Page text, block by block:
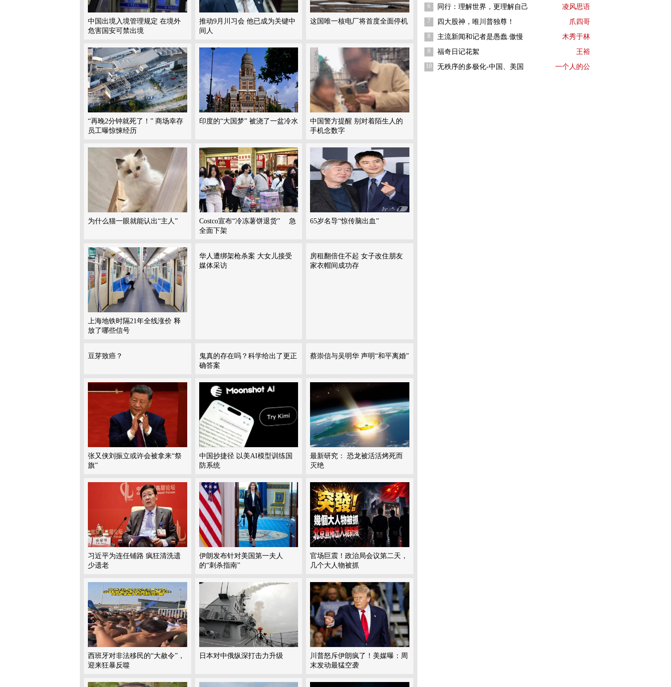
中国出境入境管理规定 在境外
危害国安可禁出境
推动9月川习会 他已成为关键中
间人
这国唯一核电厂将首度全面停机
“再晚2分钟就死了！” 商场幸存
员工曝惊悚经历
印度的“大国梦” 被浇了一盆冷水
中国警方提醒 别对着陌生人的
手机念数字
为什么猫一眼就能认出“主人”
Costco宣布“冷冻薯饼退货” 急
全面下架
65岁名导“惊传脑出血”
上海地铁时隔21年全线涨价 释
放了哪些信号
华人遭绑架枪杀案 大女儿接受
媒体采访
房租翻倍住不起 女子改住朋友
家衣帽间成功存
豆芽致癌？
鬼真的存在吗？科学给出了更正
确答案
蔡崇信与吴明华 声明“和平离婚”
张又侠刘振立或许会被拿来“祭
旗”
中国抄捷径 以美AI模型训练国
防系统
最新研究： 恐龙被活活烤死而
灭绝
习近平为连任铺路 疯狂清洗遗
少遗老
伊朗发布针对美国第一夫人
的“刺杀指南”
官场巨震！政治局会议第二天，
几个大人物被抓
西班牙对非法移民的“大赦令”，
迎来狂暴反噬
日本对中俄纵深打击力升级
川普怒斥伊朗疯了！美媒曝：周
末发动最猛空袭
6 同行：理解世界，更理解自己 凌风思语
7 四大股神，唯川普独尊！ 爪四哥
8 主流新闻和记者是愚蠢.傲慢 木秀于林
9 福奇日记花絮 王裕
10 无秩序的多极化-中国、美国 一个人的公